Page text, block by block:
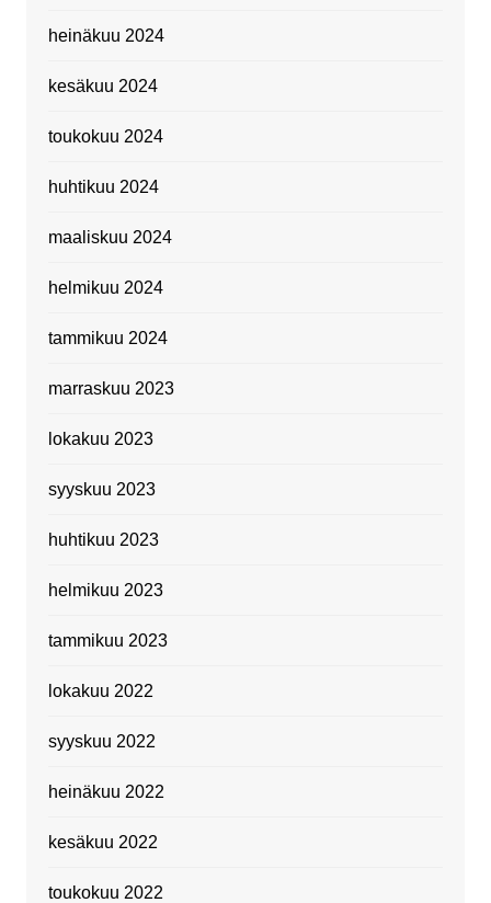
heinäkuu 2024
kesäkuu 2024
toukokuu 2024
huhtikuu 2024
maaliskuu 2024
helmikuu 2024
tammikuu 2024
marraskuu 2023
lokakuu 2023
syyskuu 2023
huhtikuu 2023
helmikuu 2023
tammikuu 2023
lokakuu 2022
syyskuu 2022
heinäkuu 2022
kesäkuu 2022
toukokuu 2022